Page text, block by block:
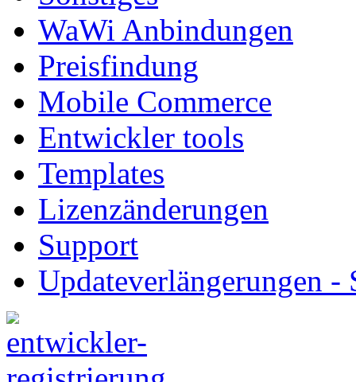
WaWi Anbindungen
Preisfindung
Mobile Commerce
Entwickler tools
Templates
Lizenzänderungen
Support
Updateverlängerungen -